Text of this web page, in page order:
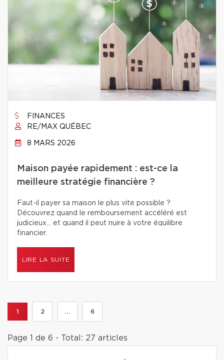
FINANCES
RE/MAX QUÉBEC
8 MARS 2026
Maison payée rapidement : est-ce la
meilleure stratégie financière ?
Faut-il payer sa maison le plus vite possible ?
Découvrez quand le remboursement accéléré est
judicieux… et quand il peut nuire à votre équilibre
financier.
LIRE LA SUITE
1 2 ... 6
Page 1 de 6 - Total: 27 articles